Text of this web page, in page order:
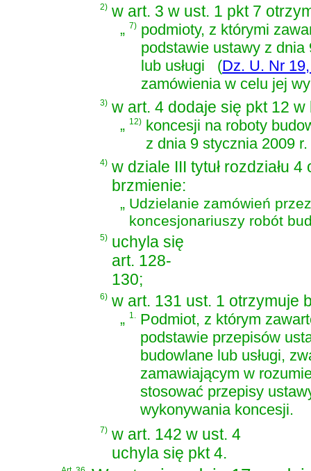
2) w art. 3 w ust. 1 pkt 7
„ 7) podmioty, z którymi
podstawie ustawy z dnia
lub usługi
(Dz. U. Nr
zamówienia w celu jej
3) w art. 4 dodaje się pkt 12 w
„ 12) koncesji na roboty
z dnia 9 stycznia 2009
4) w dziale III tytuł rozdziału 4
brzmienie:
„ Udzielanie zamówień przez
koncesjonariuszy robót
5) uchyla się
art. 128-
130;
6) w art. 131 ust. 1 otrzymuje
„ 1.
Podmiot, z którym
podstawie przepisów
budowlane lub usługi,
zamawiającym w
stosować przepisy
wykonywania koncesji.
7) w art. 142 w ust. 4
uchyla się pkt 4.